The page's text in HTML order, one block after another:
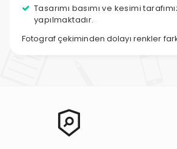
Tasarımı basımı ve kesimi
yapılmaktadır.
Fotograf çekiminden dolayı renkler